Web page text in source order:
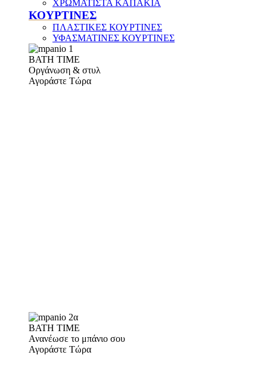
ΧΡΩΜΑΤΙΣΤΑ ΚΑΠΑΚΙΑ
ΚΟΥΡΤΙΝΕΣ
ΠΛΑΣΤΙΚΕΣ ΚΟΥΡΤΙΝΕΣ
ΥΦΑΣΜΑΤΙΝΕΣ ΚΟΥΡΤΙΝΕΣ
ΒΑΤΗ ΤΙΜΕ
Οργάνωση & στυλ
Αγοράστε Τώρα
BATH TIME
Ανανέωσε το μπάνιο σου
Αγοράστε Τώρα